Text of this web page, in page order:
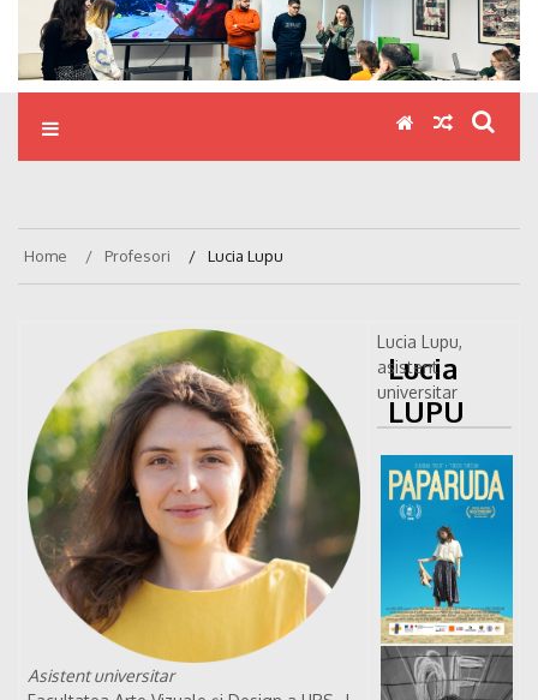
Home Profesori Lucia Lupu
Lucia
LUPU
Asistent universitar
Lucia Lupu,
asistent
universitar